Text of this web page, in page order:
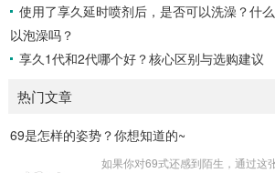
使用了享久延时喷剂后，是否可以洗澡？什
以泡澡吗？
享久1代和2代哪个好？核心区别与选购建议
热门文章
69是怎样的姿势？你想知道的~
如果你对69式还感到陌生，通过这